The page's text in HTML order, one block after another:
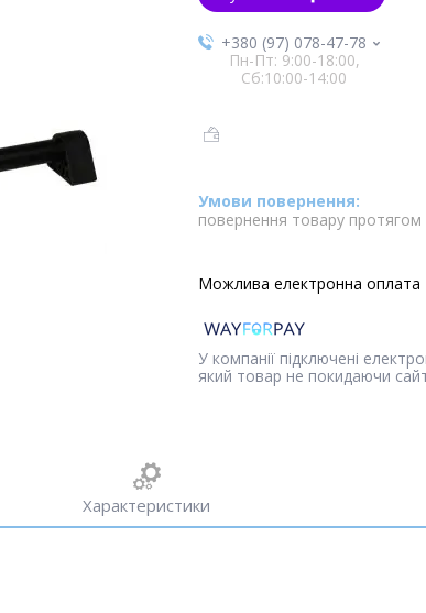
+380 (97) 078-47-78
Пн-Пт: 9:00-18:00,
Сб:10:00-14:00
повернення товару протягом
У компанії підключені
який товар не покидаючи
Характеристики